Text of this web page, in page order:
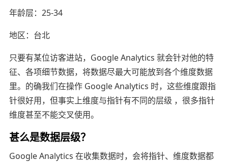
年龄层：25-34
地区：台北
只要有某位访客进站，Google Analytics 就会针对他的特
征、各项细节数据，将数据尽最大可能放到各个维度数据
里。的确我们在操作 Google Analytics 时，这些维度跟指
针很好用，但事实上维度与指针有不同的层级 ，很多指针
维度甚至不能交叉使用。
甚么是数据层级？
Google Analytics 在收集数据时，会将指针、维度数据都